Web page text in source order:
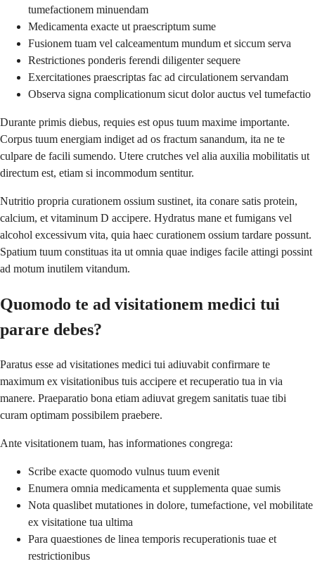
tumefactionem minuendam
Medicamenta exacte ut praescriptum sume
Fusionem tuam vel calceamentum mundum et siccum serva
Restrictiones ponderis ferendi diligenter sequere
Exercitationes praescriptas fac ad circulationem servandam
Observa signa complicationum sicut dolor auctus vel tumefactio
Durante primis diebus, requies est opus tuum maxime importante.
Corpus tuum energiam indiget ad os fractum sanandum, ita ne te
culpare de facili sumendo. Utere crutches vel alia auxilia mobilitatis ut
directum est, etiam si incommodum sentitur.
Nutritio propria curationem ossium sustinet, ita conare satis protein,
calcium, et vitaminum D accipere. Hydratus mane et fumigans vel
alcohol excessivum vita, quia haec curationem ossium tardare possunt.
Spatium tuum constituas ita ut omnia quae indiges facile attingi possint
ad motum inutilem vitandum.
Quomodo te ad visitationem medici tui
parare debes?
Paratus esse ad visitationes medici tui adiuvabit confirmare te
maximum ex visitationibus tuis accipere et recuperatio tua in via
manere. Praeparatio bona etiam adiuvat gregem sanitatis tuae tibi
curam optimam possibilem praebere.
Ante visitationem tuam, has informationes congrega:
Scribe exacte quomodo vulnus tuum evenit
Enumera omnia medicamenta et supplementa quae sumis
Nota quaslibet mutationes in dolore, tumefactione, vel mobilitate
ex visitatione tua ultima
Para quaestiones de linea temporis recuperationis tuae et
restrictionibus